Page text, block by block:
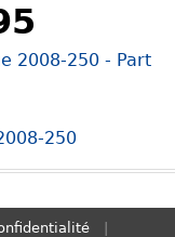
2008-250 - Part
250